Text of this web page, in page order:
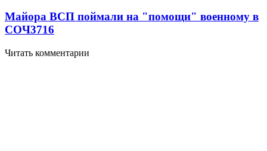
Майора ВСП поймали на "помощи" военному в
СОЧ3716
Читать комментарии